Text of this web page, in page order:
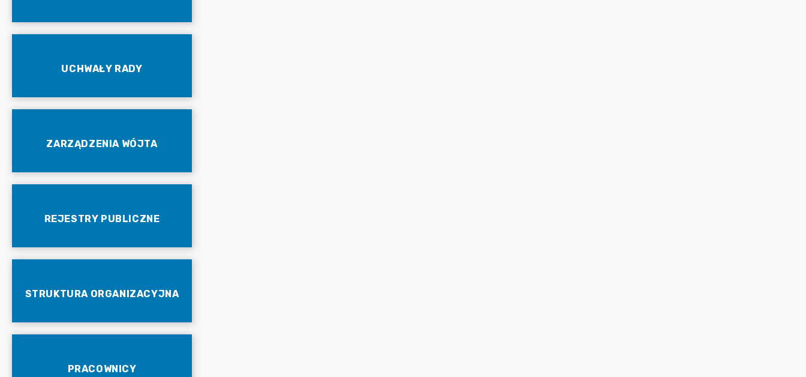
UCHWAŁY RADY
ZARZĄDZENIA WÓJTA
REJESTRY PUBLICZNE
STRUKTURA ORGANIZACYJNA
PRACOWNICY